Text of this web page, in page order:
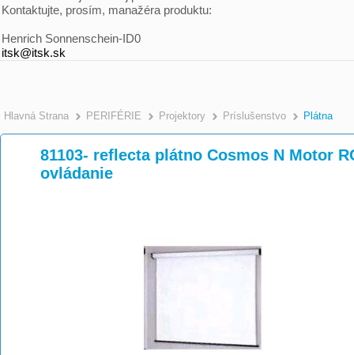
Kontaktujte, prosím, manažéra produktu:
Henrich Sonnenschein-ID0
itsk@itsk.sk
Hlavná Strana >
PERIFÉRIE >
Projektory >
Príslušenstvo Plátna
81103- reflecta plátno Cosmos N Motor
ovládanie